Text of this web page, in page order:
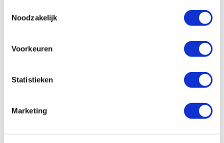
Noodzakelijk
Voorkeuren
Statistieken
Marketing
Vergelijken